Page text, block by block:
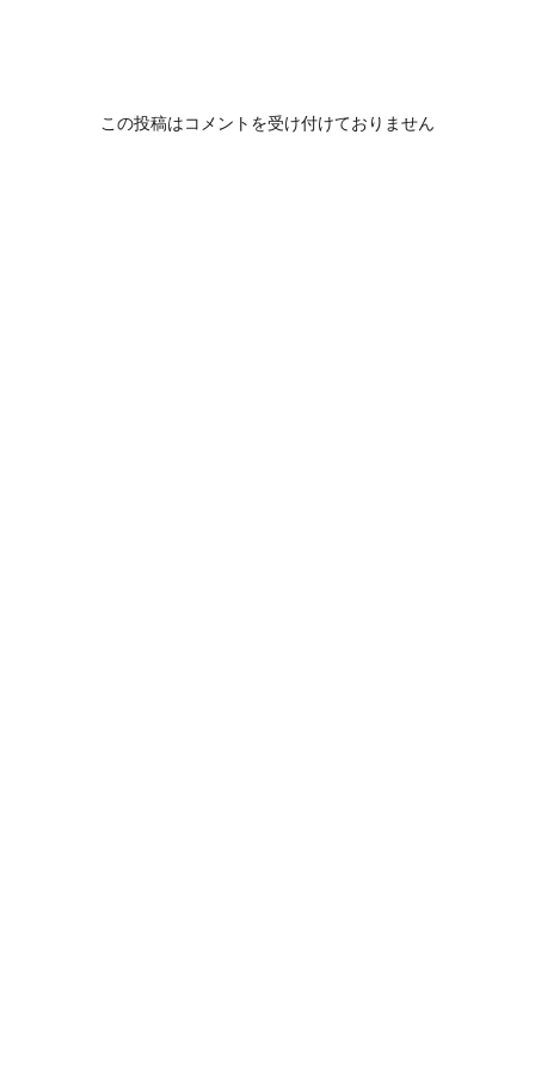
この投稿はコメントを受け付けておりません